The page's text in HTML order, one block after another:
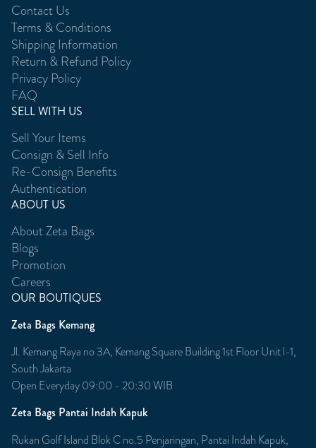
Contact Us
Terms & Conditions
Shipping Information
Return & Refund Policy
Privacy Policy
FAQ
SELL WITH US
Sell Your Items
Consign & Sell Info
Re-Consign Benefits
Authentication
ABOUT US
About Zeta Bags
Blogs
Promotion
Careers
OUR BOUTIQUES
Zeta Bags Kemang
Jl. Kemang Raya no 3A, Kemang Square Building 1st Floor Unit l-1,
South Jakarta
Open Everyday 09:00 - 20:30 WIB
Zeta Bags Pantai Indah Kapuk
Rukan Golf Island Blok C no.5 Penjaringan, Pantai Indah Kapuk,